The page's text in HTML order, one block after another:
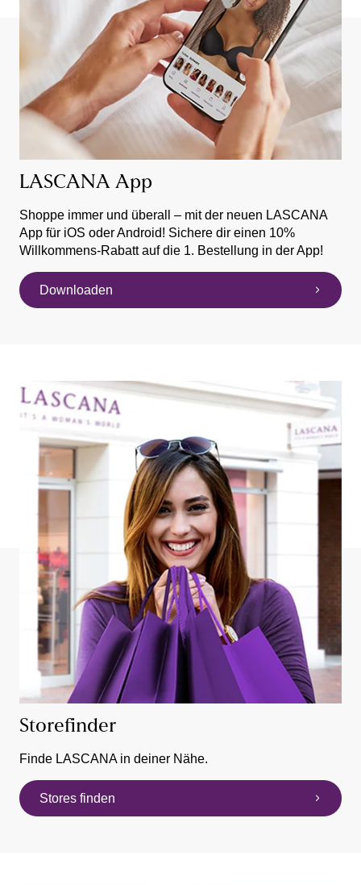
LASCANA App
Shoppe immer und überall – mit der neuen LASCANA
App für iOS oder Android! Sichere dir einen 10%
Willkommens-Rabatt auf die 1. Bestellung in der App!
Downloaden
Storefinder
Finde LASCANA in deiner Nähe.
Stores finden